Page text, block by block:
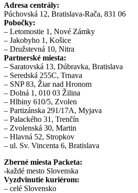
Adresa centrály:
Púchovská 12, Bratislava-Rača, 831 06
Pobočky:
– Letomostie 1, Nové Zámky
– Jakobyho 1, Košice
– Družstevná 10, Nitra
Partnerské miesta:
– Saratovská 13, Dúbravka, Bratislava
– Seredská 255C, Trnava
– SNP 83, Žiar nad Hronom
– Dolná 1, 010 03 Žilina
– Hlbiny 610/5, Zvolen
– Partizánska 291/17A, Myjava
– Palackého 31, Trenčín
– Zvolenská 30, Martin
– Hlavná 52, Stropkov
– ul. Sv. Vincenta 6, Bratislava
Zberné miesta Packeta:
-každé mesto Slovenska
Vyzdvinutie kuriérom:
– celé Slovensko